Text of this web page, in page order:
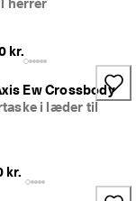
herrer
kr.
Ew Crossbody
i læder til
kr.